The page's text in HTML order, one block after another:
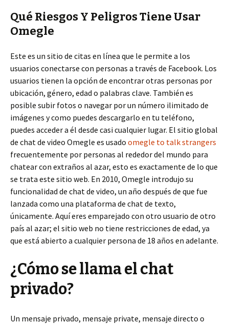
Qué Riesgos Y Peligros Tiene Usar
Omegle
Este es un sitio de citas en línea que le permite a los
usuarios conectarse con personas a través de Facebook. Los
usuarios tienen la opción de encontrar otras personas por
ubicación, género, edad o palabras clave. También es
posible subir fotos o navegar por un número ilimitado de
imágenes y como puedes descargarlo en tu teléfono,
puedes acceder a él desde casi cualquier lugar. El sitio global
de chat de video Omegle es usado omegle to talk strangers
frecuentemente por personas al rededor del mundo para
chatear con extraños al azar, esto es exactamente de lo que
se trata este sitio web. En 2010, Omegle introdujo su
funcionalidad de chat de video, un año después de que fue
lanzada como una plataforma de chat de texto,
únicamente. Aquí eres emparejado con otro usuario de otro
país al azar; el sitio web no tiene restricciones de edad, ya
que está abierto a cualquier persona de 18 años en adelante.
¿Cómo se llama el chat
privado?
Un mensaje privado, mensaje private, mensaje directo o